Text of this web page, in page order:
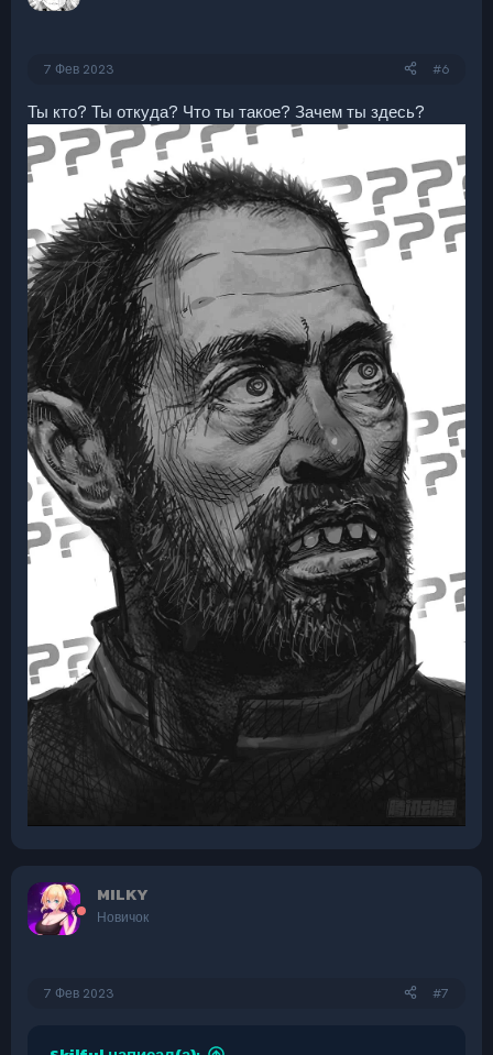
7 Фев 2023 #6
Ты кто? Ты откуда? Что ты такое? Зачем ты здесь?
MILKY
Новичок
7 Фев 2023 #7